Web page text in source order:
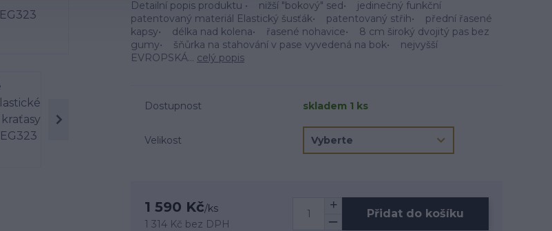
Detailní popis produktu • nižší "bokový" sed• jedinečný funkční
patentovaný materiál Elastický šusťák• patentovaný střih• přední řasené
kapsy• délka nad kolena• řasené nohavice• 8 cm široký dvojitý pas bez
gumy• šňůrka na stahování v pase vyvedená na bok• nejvyšší
EVROPSKÁ... celý popis
Dostupnost skladem 1 ks
Velikost
1 590 Kč/ks
1 314 Kč bez DPH
Přidat do košíku